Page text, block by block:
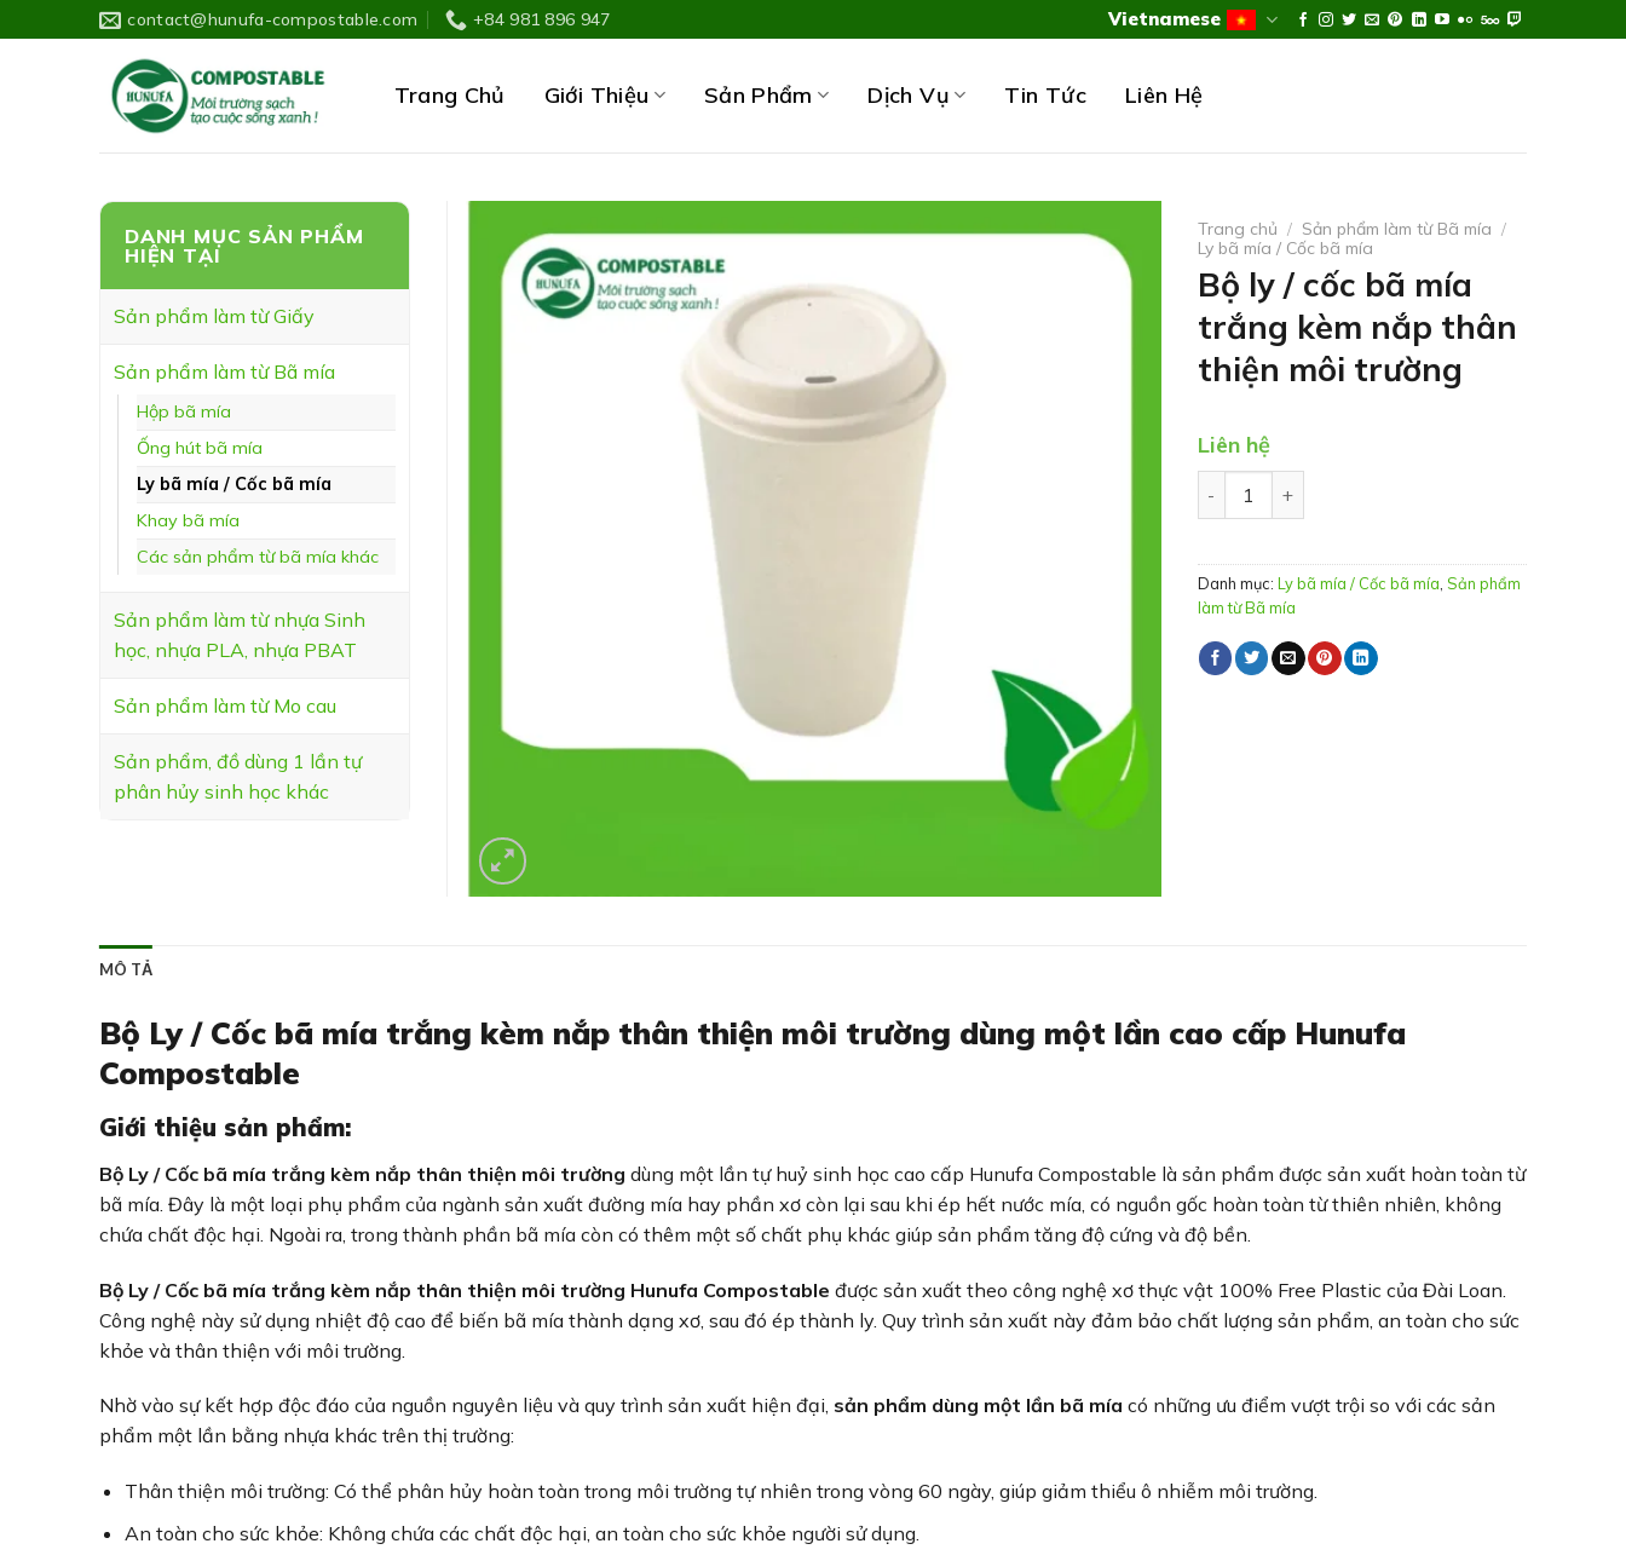
to
contact@hunufa-compostable.com +84 981 896 947 Vietnamese
Trang Chủ Giới Thiệu Sản Phẩm Dịch Vụ Tin Tức Liên Hệ
Trang chủ / Sản phẩm làm từ Bã mía /
Ly bã mía / Cốc bã mía
Bộ ly / cốc bã mía
trắng kèm nắp thân
thiện môi trường
Liên hệ
Danh mục: Ly bã mía / Cốc bã mía Sản phẩm
làm từ Bã mía
DANH MỤC SẢN PHẨM
HIỆN TẠI
Sản phẩm làm từ Giấy
Sản phẩm làm từ Bã mía
Hộp bã mía
Ống hút bã mía
Ly bã mía / Cốc bã mía
Khay bã mía
Các sản phẩm từ bã mía khác
Sản phẩm làm từ nhựa Sinh
học, nhựa PLA, nhựa PBAT
Sản phẩm làm từ Mo cau
Sản phẩm, đồ dùng 1 lần tự
phân hủy sinh học khác
MÔ TẢ
Bộ Ly / Cốc bã mía trắng kèm nắp thân thiện môi trường dùng một lần cao cấp Hunufa
Compostable
Giới thiệu sản phẩm:
Bộ Ly / Cốc bã mía trắng kèm nắp thân thiện môi trường dùng một lần tự huỷ sinh học cao cấp Hunufa Compostable là sản phẩm được sản xuất hoàn toàn từ
bã mía. Đây là một loại phụ phẩm của ngành sản xuất đường mía hay phần xơ còn lại sau khi ép hết nước mía, có nguồn gốc hoàn toàn từ thiên nhiên, không
chứa chất độc hại. Ngoài ra, trong thành phần bã mía còn có thêm một số chất phụ khác giúp sản phẩm tăng độ cứng và độ bền.
Bộ Ly / Cốc bã mía trắng kèm nắp thân thiện môi trường Hunufa Compostable được sản xuất theo công nghệ xơ thực vật 100% Free Plastic của Đài Loan.
Công nghệ này sử dụng nhiệt độ cao để biến bã mía thành dạng xơ, sau đó ép thành ly. Quy trình sản xuất này đảm bảo chất lượng sản phẩm, an toàn cho sức
khỏe và thân thiện với môi trường.
Nhờ vào sự kết hợp độc đáo của nguồn nguyên liệu và quy trình sản xuất hiện đại, sản phẩm dùng một lần bã mía có những ưu điểm vượt trội so với các sản
phẩm một lần bằng nhựa khác trên thị trường:
Thân thiện môi trường: Có thể phân hủy hoàn toàn trong môi trường tự nhiên trong vòng 60 ngày, giúp giảm thiểu ô nhiễm môi trường.
An toàn cho sức khỏe: Không chứa các chất độc hại, an toàn cho sức khỏe người sử dụng.